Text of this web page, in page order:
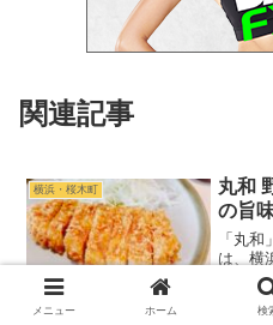
関連記事
横浜・桜木町
丸和
の旨
「丸
は、横
馬車
ンチ
の本
メニュー ホーム 検